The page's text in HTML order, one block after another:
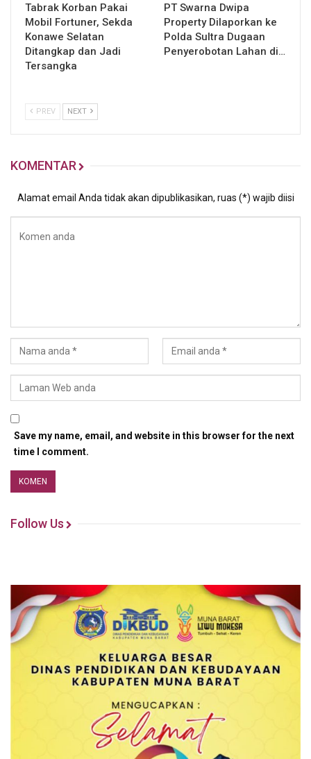
Tabrak Korban Pakai
Mobil Fortuner, Sekda
Konawe Selatan
Ditangkap dan Jadi
Tersangka
PT Swarna Dwipa
Property Dilaporkan ke
Polda Sultra Dugaan
Penyerobotan Lahan di…
PREV NEXT
KOMENTAR
Alamat email Anda tidak akan dipublikasikan, ruas (*) wajib diisi
Save my name, email, and website in this browser for the next
time I comment.
Follow Us